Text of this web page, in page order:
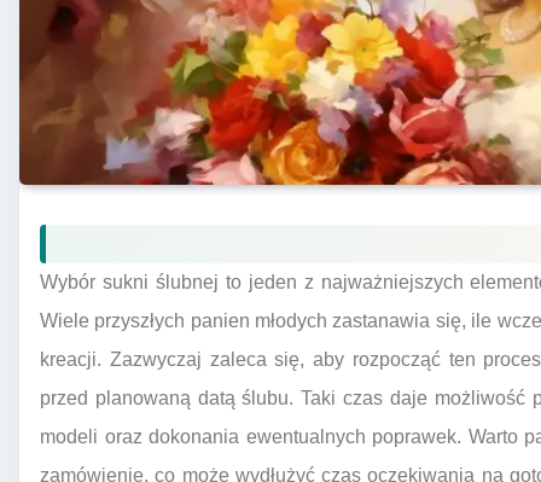
Wybór sukni ślubnej to jeden z najważniejszych
Wiele przyszłych panien młodych zastanawia się, ile
kreacji. Zazwyczaj zaleca się, aby rozpocząć ten
przed planowaną datą ślubu. Taki czas daje możliwość
modeli oraz dokonania ewentualnych poprawek. Warto
zamówienie, co może wydłużyć czas oczekiwania na